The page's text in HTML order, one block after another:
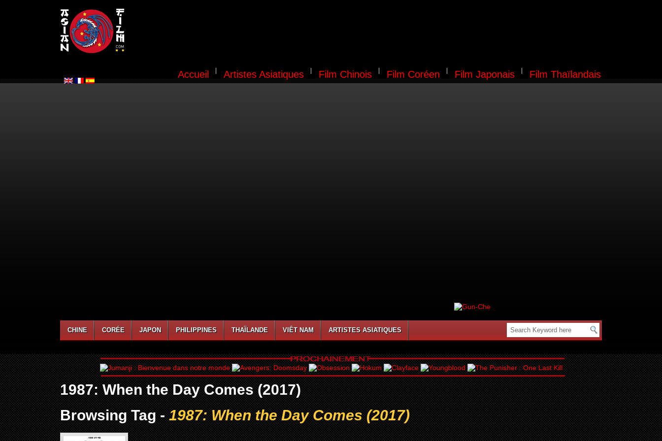
Accueil Artistes Asiatiques Film Chinois Film Coréen Film Japonais Film Thaïlandais
CHINE CORÉE JAPON PHILIPPINES THAÏLANDE VIÊT NAM ARTISTES ASIATIQUES
1987: When the Day Comes (2017)
Browsing Tag -1987: When the Day Comes (2017)